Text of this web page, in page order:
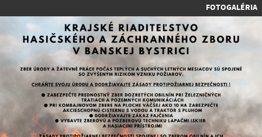
FOTOGALÉRIA